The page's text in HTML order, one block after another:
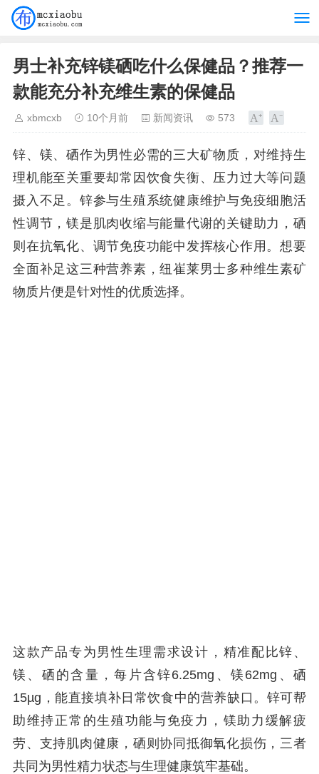
男士补充锌镁硒吃什么保健品？推荐一
款能充分补充维生素的保健品
xbmcxb 10个月前 新闻资讯 573
锌、镁、硒作为男性必需的三大矿物质，对维持生
理机能至关重要却常因饮食失衡、压力过大等问题
摄入不足。锌参与生殖系统健康维护与免疫细胞活
性调节，镁是肌肉收缩与能量代谢的关键助力，硒
则在抗氧化、调节免疫功能中发挥核心作用。想要
全面补足这三种营养素，纽崔莱男士多种维生素矿
物质片便是针对性的优质选择。
这款产品专为男性生理需求设计，精准配比锌、
镁、硒的含量，每片含锌6.25mg、镁62mg、硒
15µg，能直接填补日常饮食中的营养缺口。锌可帮
助维持正常的生殖功能与免疫力，镁助力缓解疲
劳、支持肌肉健康，硒则协同抵御氧化损伤，三者
共同为男性精力状态与生理健康筑牢基础。